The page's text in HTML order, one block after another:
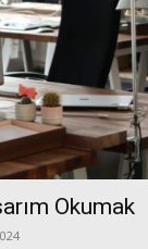
Okumak